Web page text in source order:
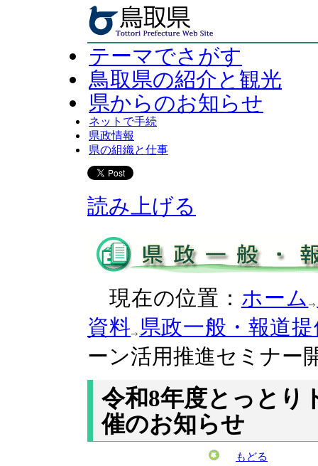
テーマでさがす
鳥取県の紹介と観光
県からのお知らせ
ネットで手続
県政情報
県の組織と仕事
読み上げる
現在の位置： ホーム
資料 県政一般・報道
ーン活用推進セミナー
令和8年度とっとり
催のお知らせ
もどる